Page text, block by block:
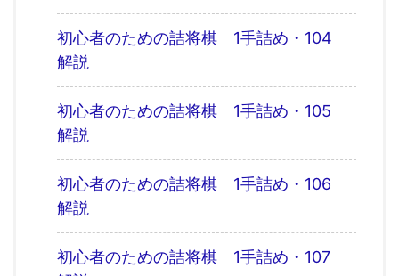
初心者のための詰将棋 1手詰め・104
解説
初心者のための詰将棋 1手詰め・105
解説
初心者のための詰将棋 1手詰め・106
解説
初心者のための詰将棋 1手詰め・107